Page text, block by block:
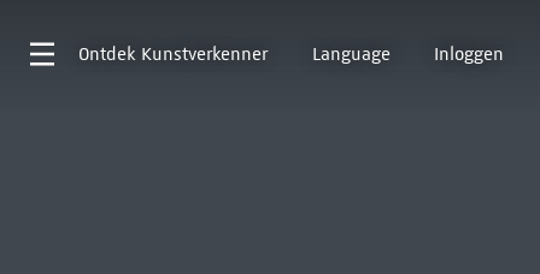
Ontdek Kunstverkenner Language Inloggen